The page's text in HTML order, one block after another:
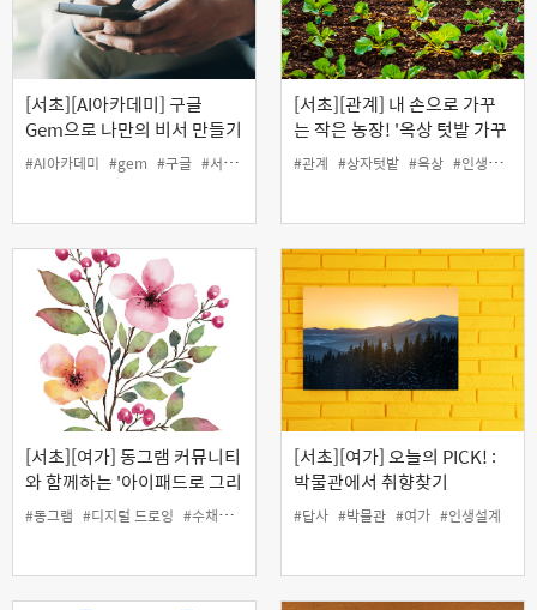
[서초][AI아카데미] 구글
Gem으로 나만의 비서 만들기
(야간)
#AI아카데미 #gem #구글 #서초50플러스센터 #인생설계
[서초][관계] 내 손으로 가꾸
는 작은 농장! '옥상 텃밭 가꾸
기'
#관계 #상자텃밭 #옥상 #인생설계
[서초][여가] 동그램 커뮤니티
와 함께하는 '아이패드로 그리
는 디지털 수채화'
#동그램 #디지털 드로잉 #수채화 #아이패드 #여가 #인생설계
[서초][여가] 오늘의 PICK! :
박물관에서 취향찾기
#답사 #박물관 #여가 #인생설계